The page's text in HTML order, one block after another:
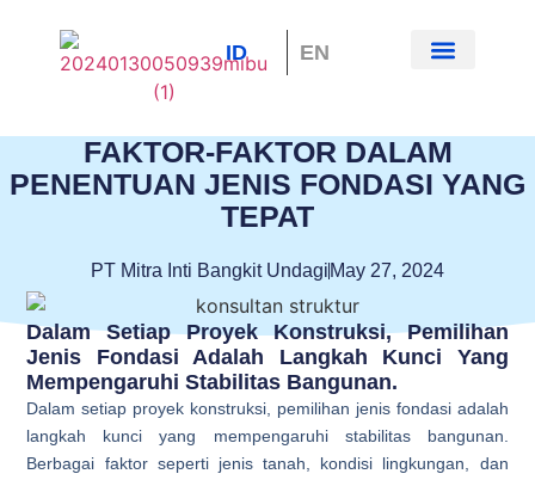
ID EN
FAKTOR-FAKTOR DALAM
PENENTUAN JENIS FONDASI YANG
TEPAT
PT Mitra Inti Bangkit Undagi May 27, 2024
Dalam Setiap Proyek Konstruksi, Pemilihan
Jenis Fondasi Adalah Langkah Kunci Yang
Mempengaruhi Stabilitas Bangunan.
Dalam setiap proyek konstruksi, pemilihan jenis fondasi adalah
langkah kunci yang mempengaruhi stabilitas bangunan.
Berbagai faktor seperti jenis tanah, kondisi lingkungan, dan